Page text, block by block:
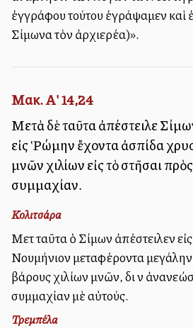
ἐγγράφου τούτου ἐγράψαμεν καὶ
Σίμωνα τὸν ἀρχιερέα)».
Μακ. Α' 14,24
Μετὰ δὲ ταῦτα ἀπέστειλε
εἰς Ῥώμην ἔχοντα ἀσπίδα
μνῶν χιλίων εἰς τὸ στῆσαι
συμμαχίαν.
Κολιτσάρα
Μετὰ ταῦτα ὁ Σίμων ἀπέστειλεν
Νουμήνιον μεταφέροντα
βάρους χιλίων μνῶν, διὰ νὰ
συμμαχίαν μὲ αὐτούς.
Τρεμπέλα